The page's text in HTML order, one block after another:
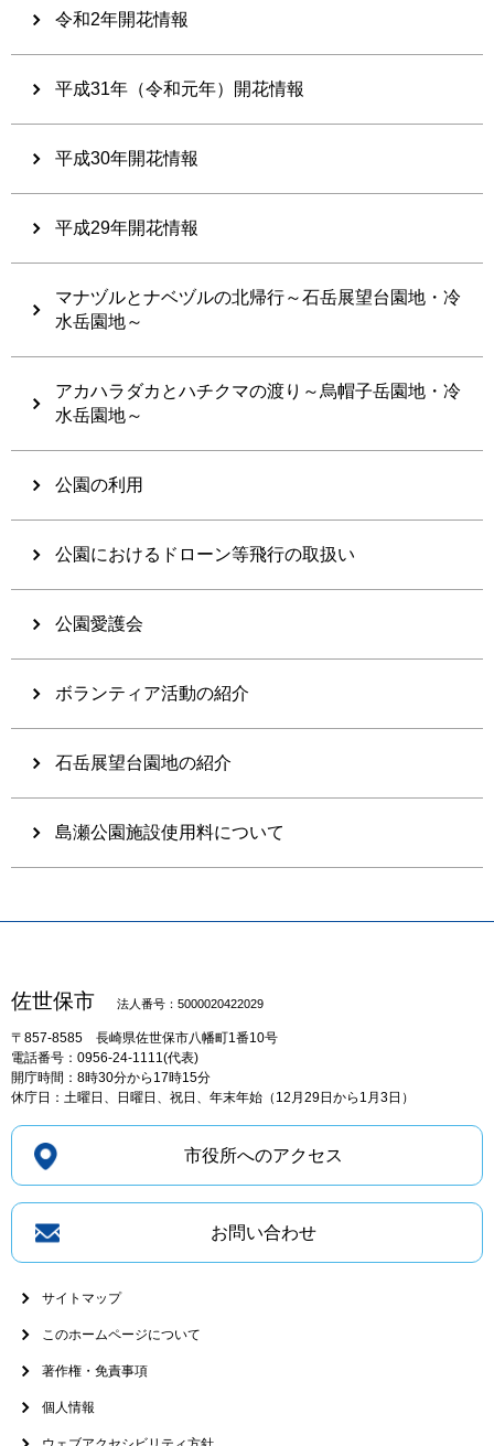
令和2年開花情報
平成31年（令和元年）開花情報
平成30年開花情報
平成29年開花情報
マナヅルとナベヅルの北帰行～石岳展望台園地・冷
水岳園地～
アカハラダカとハチクマの渡り～烏帽子岳園地・冷
水岳園地～
公園の利用
公園におけるドローン等飛行の取扱い
公園愛護会
ボランティア活動の紹介
石岳展望台園地の紹介
島瀬公園施設使用料について
佐世保市 法人番号：5000020422029
〒857-8585 長崎県佐世保市八幡町1番10号
電話番号：0956-24-1111(代表)
開庁時間：8時30分から17時15分
休庁日：土曜日、日曜日、祝日、年末年始（12月29日から1月3日）
市役所へのアクセス
お問い合わせ
サイトマップ
このホームページについて
著作権・免責事項
個人情報